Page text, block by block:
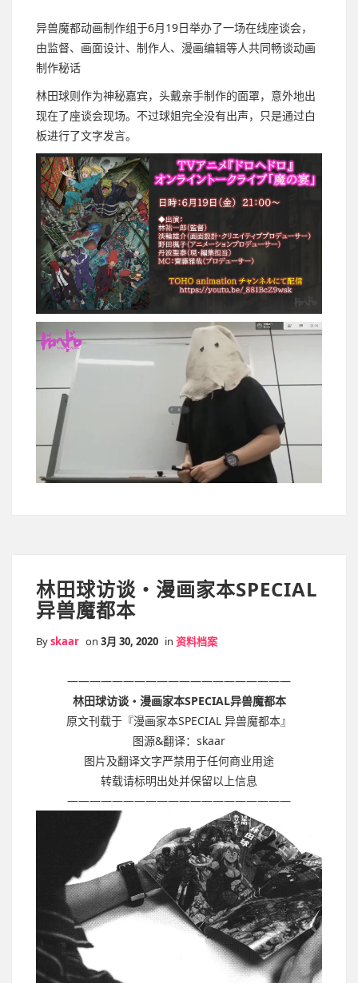
异兽魔都动画制作组于6月19日举办了一场在线座谈会，
由监督、画面设计、制作人、漫画编辑等人共同畅谈动画
制作秘话
林田球则作为神秘嘉宾，头戴亲手制作的面罩，意外地出
现在了座谈会现场。不过球姐完全没有出声，只是通过白
板进行了文字发言。
林田球访谈・漫画家本SPECIAL
异兽魔都本
Byskaar on 3月 30, 2020 in 资料档案
————————————————————
林田球访谈・漫画家本SPECIAL异兽魔都本
原文刊载于『漫画家本SPECIAL 异兽魔都本』
图源&翻译：skaar
图片及翻译文字严禁用于任何商业用途
转载请标明出处并保留以上信息
————————————————————